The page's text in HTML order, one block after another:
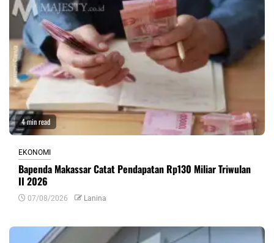
4 min read
EKONOMI
Bapenda Makassar Catat Pendapatan Rp130 Miliar Triwulan
II 2026
07/08/2026 Lanina